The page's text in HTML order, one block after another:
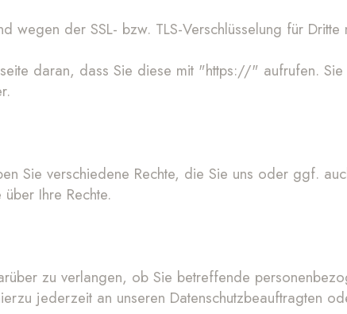
wegen der SSL- bzw. TLS-Verschlüsselung für Dritte
daran, dass Sie diese mit "https://" aufrufen.
Sie verschiedene Rechte, die Sie uns oder ggf.
Ihre Rechte.
zu verlangen, ob Sie betreffende
jederzeit an unseren Datenschutzbeauftragten